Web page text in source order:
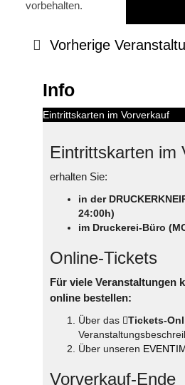
vorbehalten.
Vorherige
Info
Eintrittskarten im Vorverkauf
Eintrittskarten im
erhalten Sie:
in der
24:00h)
im Druckerei-Büro
Online-Tickets
Für viele Veranstaltungen
online bestellen:
Über das Tickets-
Über unseren
Vorverkauf-Ende